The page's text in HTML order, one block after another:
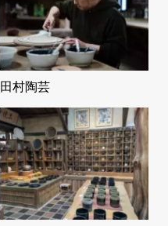
田村陶芸